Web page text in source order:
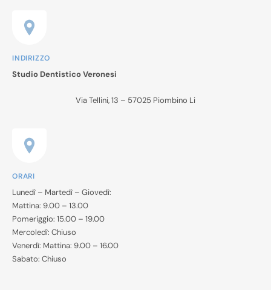
INDIRIZZO
Studio Dentistico Veronesi
Via Tellini, 13 – 57025 Piombino Li
ORARI
Lunedì – Martedì – Giovedì:
Mattina: 9.00 – 13.00
Pomeriggio: 15.00 – 19.00
Mercoledì: Chiuso
Venerdì: Mattina: 9.00 – 16.00
Sabato: Chiuso